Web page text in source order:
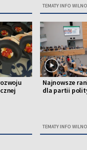
TEMATY INFO WILNO
Najnowsze
dla partii
TEMATY INFO WILNO